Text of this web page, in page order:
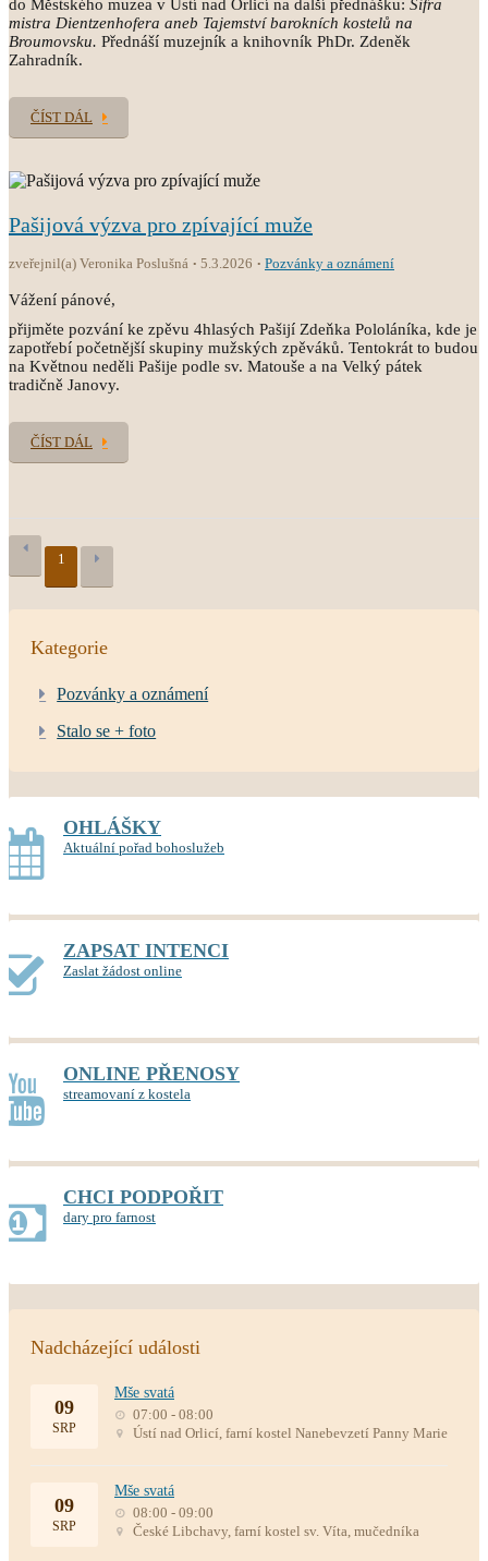
do Městského muzea v Ústí nad Orlicí na další přednášku: Šifra
mistra Dientzenhofera aneb Tajemství barokních kostelů na
Broumovsku. Přednáší muzejník a knihovník PhDr. Zdeněk
Zahradník.
ČÍST DÁL
Pašijová výzva pro zpívající muže
zveřejnil(a) Veronika Poslušná 5.3.2026 Pozvánky a oznámení
Vážení pánové,
přijměte pozvání ke zpěvu 4hlasých Pašijí Zdeňka Pololáníka, kde je
zapotřebí početnější skupiny mužských zpěváků. Tentokrát to budou
na Květnou neděli Pašije podle sv. Matouše a na Velký pátek
tradičně Janovy.
ČÍST DÁL
1
Kategorie
Pozvánky a oznámení
Stalo se + foto
OHLÁŠKY
Aktuální pořad bohoslužeb
ZAPSAT INTENCI
Zaslat žádost online
ONLINE PŘENOSY
streamovaní z kostela
CHCI PODPOŘIT
dary pro farnost
Nadcházející události
09
SRP
Mše svatá
07:00 - 08:00
Ústí nad Orlicí, farní kostel Nanebevzetí Panny Marie
09
SRP
Mše svatá
08:00 - 09:00
České Libchavy, farní kostel sv. Víta, mučedníka